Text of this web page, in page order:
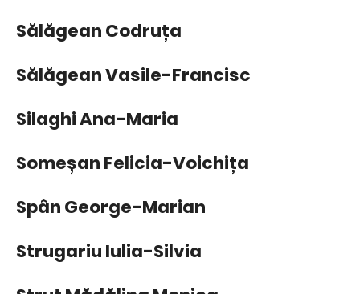
Sălăgean Codruța
Sălăgean Vasile-Francisc
Silaghi Ana-Maria
Someșan Felicia-Voichița
Spân George-Marian
Strugariu Iulia-Silvia